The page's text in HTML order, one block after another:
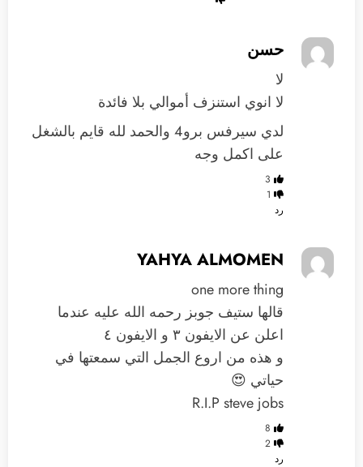
حسن
لا
لا انوي استنزف أموالي بلا فائدة
لدي سيرفس برو4 والحمد لله قايم بالشغل
على اكمل وجه
3
1
رد
YAHYA ALMOMEN
one more thing
قالها ستيف جوبز رحمه الله عليه عندما
اعلن عن الايفون ٣ و الايفون ٤
و هذه من اروع الجمل التي سمعتها في
حياتي 😍
R.I.P steve jobs
8
2
رد